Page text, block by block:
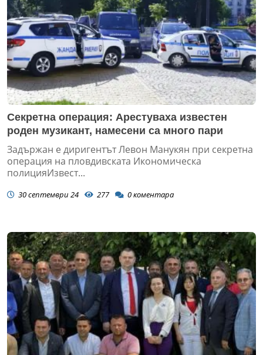
Секретна операция: Арестуваха известен
роден музикант, намесени са много пари
Задържан е диригентът Левон Манукян при секретна
операция на пловдивската Икономическа
полицияИзвест...
30 септември 24 277 0коментара